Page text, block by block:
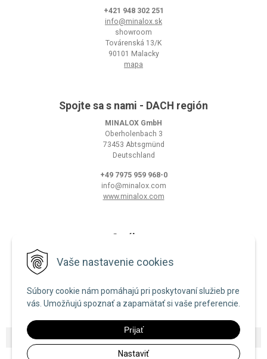
Vaše nastavenie cookies
Súbory cookie nám pomáhajú pri poskytovaní služieb pre
vás. Umožňujú spoznať a zapamätať si vaše preferencie.
Prijať
Nastaviť
+421 948 302 251
info@minalox.sk
showroom
Továrenská 13/K
90101 Malacky
mapa
Spojte sa s nami - DACH región
MINALOX GmbH
Oberholenbach 3
73453 Abtsgmünd
Deutschland
+49 7975 959 968-0
info@minalox.com
www.minalox.com
O nákupe
Zásady používania cookies